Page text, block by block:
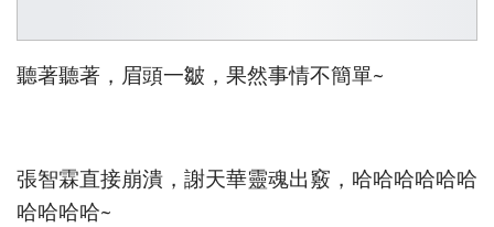
聽著聽著，眉頭一皺，果然事情不簡單~
張智霖直接崩潰，謝天華靈魂出竅，哈哈哈哈哈哈
哈哈哈哈~